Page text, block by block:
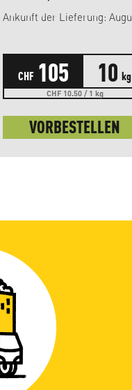
Ankunft der
CHF 105 10 kg
CHF 10.50 / 1 kg
VORBESTELLEN